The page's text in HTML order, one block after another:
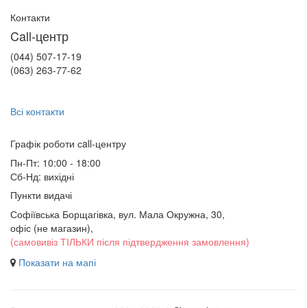
Контакти
Call-центр
(044) 507-17-19
(063) 263-77-62
Всі контакти
Графік роботи сall-центру
Пн-Пт: 10:00 - 18:00
Сб-Нд: вихідні
Пункти видачі
Софіївська Борщагівка, вул. Мала Окружна, 30,
офіс (не магазин),
(самовивіз ТІЛЬКИ після підтвердження замовлення)
Показати на мапі